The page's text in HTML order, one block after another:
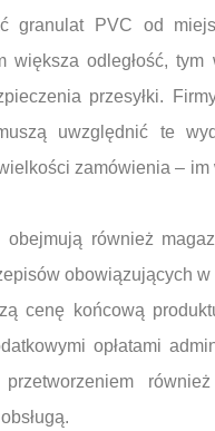
granulat PVC od
większa odległość,
przesyłki.
uwzględnić te
zamówienia –
również
obowiązujących
cenę końcową
opłatami